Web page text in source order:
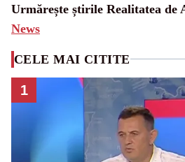
Urmărește știrile Realitatea de
News
CELE MAI CITITE
1